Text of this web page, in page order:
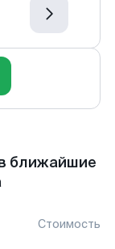
ближайшие
Стоимость